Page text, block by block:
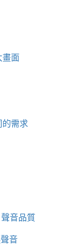
畫面
的需求
音品質
音